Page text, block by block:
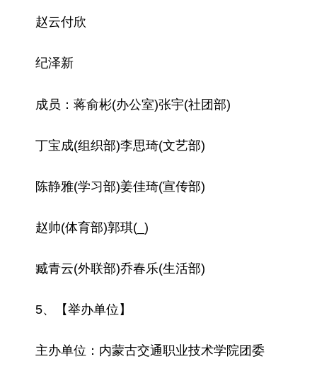
赵云付欣
纪泽新
成员：蒋俞彬(办公室)张宇(社团部)
丁宝成(组织部)李思琦(文艺部)
陈静雅(学习部)姜佳琦(宣传部)
赵帅(体育部)郭琪(_)
臧青云(外联部)乔春乐(生活部)
5、【举办单位】
主办单位：内蒙古交通职业技术学院团委